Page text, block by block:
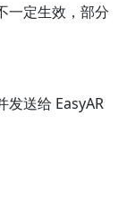
一定生效，部分
发送给 EasyAR